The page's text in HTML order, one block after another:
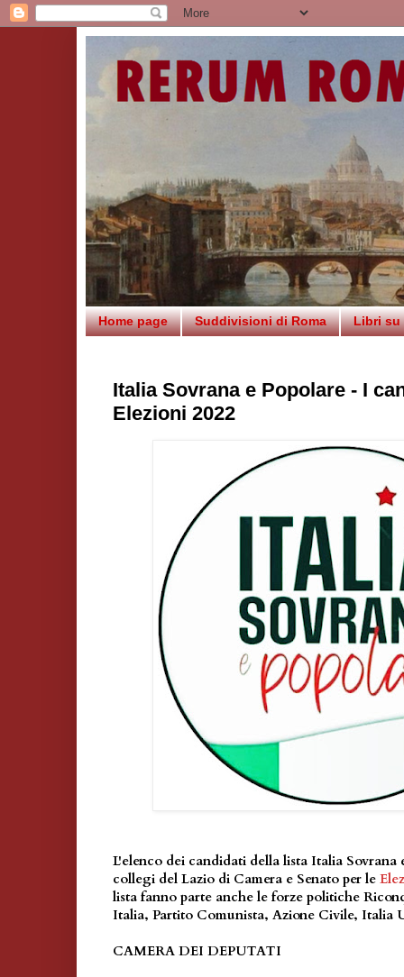
Home page Suddivisioni di Roma Libri su
Italia Sovrana e Popolare - I
Elezioni 2022
L'elenco dei candidati della lista Italia Sovrana
collegi del Lazio di Camera e Senato per le
lista fanno parte anche le forze politiche
Italia, Partito Comunista, Azione Civile, Italia
CAMERA DEI DEPUTATI